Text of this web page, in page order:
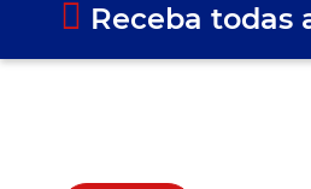
Receba todas